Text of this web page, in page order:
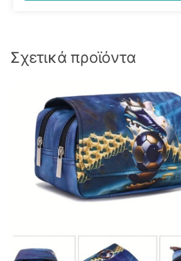
Σχετικά προϊόντα